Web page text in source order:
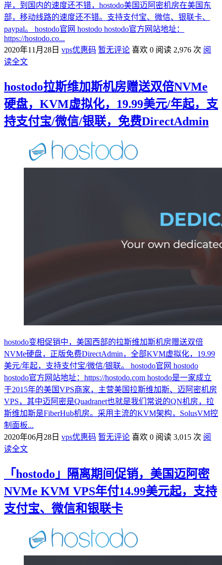
岸，到国内的速度还不错，hostodo美国迈阿密机房在美国东
部，移动线路的速度还不错。支持支付宝、微信、银联卡、
paypal。 hostodo官网 hostodo hostodo官方网站地址：
https://hostodo.co...
2020年11月28日 vps优惠码 暂无评论 喜欢 0 阅读 2,976 次 阅
读全文
hostodo拉斯维加斯机房赠送双倍NVMe
硬盘，KVM虚拟化，19.99美元/年起，支
持支付宝/微信/银联，免费DirectAdmin
hostodo变相促销中，美国西部的拉斯维加斯机房赠送双倍
NVMe硬盘，正版免费DirectAdmin，全部KVM虚拟化，19.99
美元/年起，支持支付宝/微信/银联。 hostodo官网 hostodo
hostodo官方网站地址：https://hostodo.com hostodo是一家成立
于2015年的美国VPS商家，主营美国拉斯维加斯、迈阿密机房
VPS，其中迈阿密是Quadranet也就是我们常说的QN机房，拉
斯维加斯是FiberHub机房。采用主流的KVM架构，SolusVM控
制面板...
2020年06月28日 vps优惠码 暂无评论 喜欢 0 阅读 3,015 次 阅
读全文
「hostodo」隔离期间促销，美国迈阿密
NVMe KVM VPS年付14.99美元起，支持
支付宝、微信和银联卡